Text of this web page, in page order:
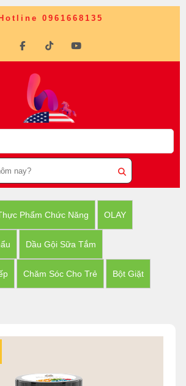
Hotline 0961668135
Phẩm Chức Năng OLAY
Dầu Gội Sữa Tắm
Chăm Sóc Cho Trẻ Bột Giặt